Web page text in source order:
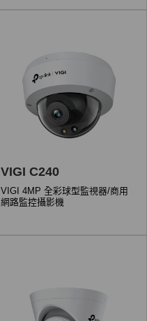
VIGI C240
VIGI 4MP 全彩球型監視器/商用
網路監控攝影機